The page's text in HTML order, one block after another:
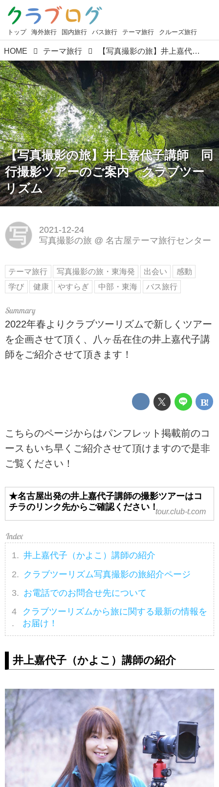
トップ 海外旅行 国内旅行 バス旅行 テーマ旅行 クルーズ旅行
HOME テーマ旅行 【写真撮影の旅】井上嘉代子講師 同行撮影ツアーのご案内 クラブツーリズム
【写真撮影の旅】井上嘉代子講師 同
行撮影ツアーのご案内 クラブツー
リズム
写
2021-12-24
写真撮影の旅 @ 名古屋テーマ旅行センター
テーマ旅行 写真撮影の旅・東海発 出会い
感動
学び
健康 やすらぎ 中部・東海 バス旅行
2022年春よりクラブツーリズムで新しくツアー
を企画させて頂く、八ヶ岳在住の井上嘉代子講
師をご紹介させて頂きます！
こちらのページからはパンフレット掲載前のコ
ースもいち早くご紹介させて頂けますので是非
ご覧ください！
★名古屋出発の井上嘉代子講師の撮影ツアーはコ
チラのリンク先からご確認ください！tour.club-t.com
井上嘉代子（かよこ）講師の紹介
クラブツーリズム写真撮影の旅紹介ページ
お電話でのお問合せ先について
クラブツーリズムから旅に関する最新の情報を
お届け！
井上嘉代子（かよこ）講師の紹介